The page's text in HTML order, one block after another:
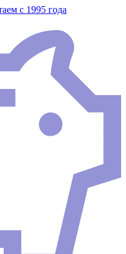
с 1995 года